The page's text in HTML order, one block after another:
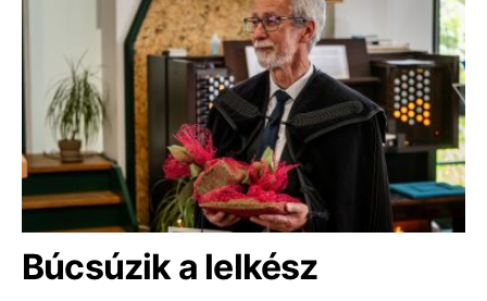
Búcsúzik a lelkész